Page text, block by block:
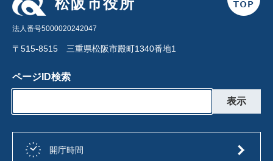
松阪市役所
法人番号5000020242047
〒515-8515 三重県松阪市殿町1340番地1
ページID検索
開庁時間